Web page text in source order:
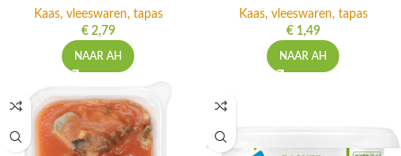
Kaas, vleeswaren, tapas
€2,79
NAAR AH
Kaas, vleeswaren, tapas
€1,49
NAAR AH